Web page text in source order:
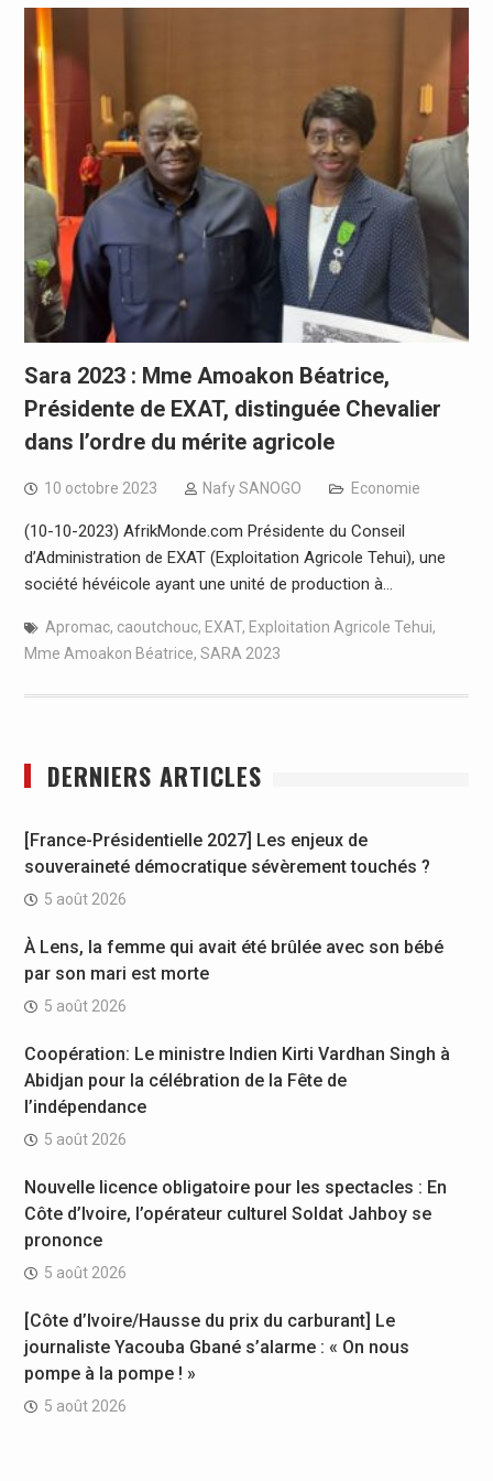
Sara 2023 : Mme Amoakon Béatrice,
Présidente de EXAT, distinguée Chevalier
dans l’ordre du mérite agricole
10 octobre 2023 Nafy SANOGO Economie
(10-10-2023) AfrikMonde.com Présidente du Conseil
d’Administration de EXAT (Exploitation Agricole Tehui), une
société hévéicole ayant une unité de production à…
Apromac, caoutchouc, EXAT, Exploitation Agricole Tehui,
Mme Amoakon Béatrice, SARA 2023
DERNIERS ARTICLES
[France-Présidentielle 2027] Les enjeux de
souveraineté démocratique sévèrement touchés ?
5 août 2026
À Lens, la femme qui avait été brûlée avec son bébé
par son mari est morte
5 août 2026
Coopération: Le ministre Indien Kirti Vardhan Singh à
Abidjan pour la célébration de la Fête de
l’indépendance
5 août 2026
Nouvelle licence obligatoire pour les spectacles : En
Côte d’Ivoire, l’opérateur culturel Soldat Jahboy se
prononce
5 août 2026
[Côte d’Ivoire/Hausse du prix du carburant] Le
journaliste Yacouba Gbané s’alarme : « On nous
pompe à la pompe ! »
5 août 2026